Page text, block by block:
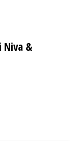
Niva &